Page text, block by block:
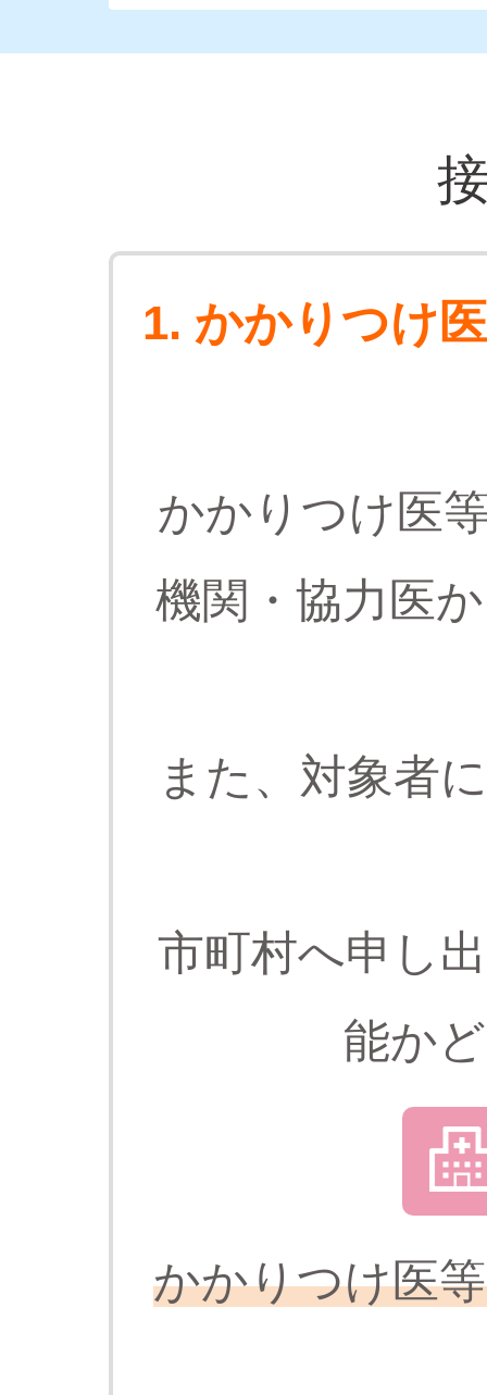
1. かかりつけ
かかりつけ医
機関・協力医
また、対象者
市町村へ申し
能か
かかりつけ医